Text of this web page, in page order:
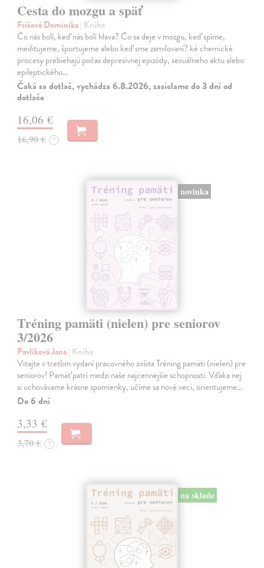
Cesta do mozgu a späť
Fričová Dominika| Kniha
Čo nás bolí, keď nás bolí hlava? Čo sa deje v mozgu, keď spíme,
meditujeme, športujeme alebo keď sme zamilovaní? ké chemické
procesy prebiehajú počas depresívnej epizódy, sexuálneho aktu alebo
epileptického…
Čaká sa dotlač, vychádza 6.8.2026, zasielame do 3 dní od
dotlače
16,06 €
16,90 € ?
novinka
Tréning pamäti (nielen) pre seniorov
3/2026
Pavlíková Jana| Kniha
Vitajte v treťom vydaní pracovného zošita Tréning pamäti (nielen) pre
seniorov! Pamäť patrí medzi naše najcennejšie schopnosti. Vďaka nej
si uchovávame krásne spomienky, učíme sa nové veci, orientujeme…
Do 6 dní
3,33 €
3,70 € ?
na sklade